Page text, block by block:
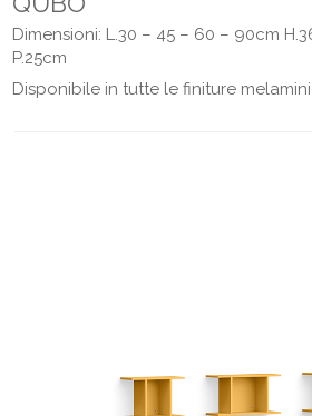
Dimensioni: L.30 – 45 – 60 – 90cm
P.25cm
Disponibile in tutte le finiture